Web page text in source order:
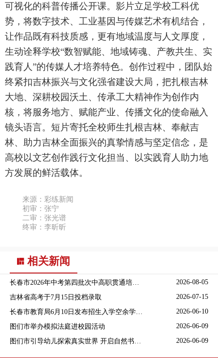
可视化的科普传播公开课。影片立足学校工科优
势，将数字技术、工业基因与传媒艺术有机结合，
让作品既有科技质感，更有地域温度与人文厚度，
生动诠释学校“数智赋能、地域铸魂、产教共生、实
践育人”的传媒人才培养特色。创作过程中，团队始
终紧扣吉林振兴与文化强省建设大局，把扎根吉林
大地、深耕校园沃土、传承工大精神作为创作内
核，将服务地方、赋能产业、传播文化的使命融入
镜头语言。短片寄托全校师生扎根吉林、奉献吉
林、助力吉林全面振兴的真挚情感与坚定信念，是
高校以文艺创作践行文化担当、以实践育人助力地
方发展的鲜活载体。
来源： 彩练新闻
初审：张宁
二审：张光谱
终审：李昕昕
相关新闻
2026-08-05
吉林省高考于7月15日投档录取 2026-07-15
2026-06-10
图们市举办模拟法庭进校园活动 2026-06-09
2026-06-09